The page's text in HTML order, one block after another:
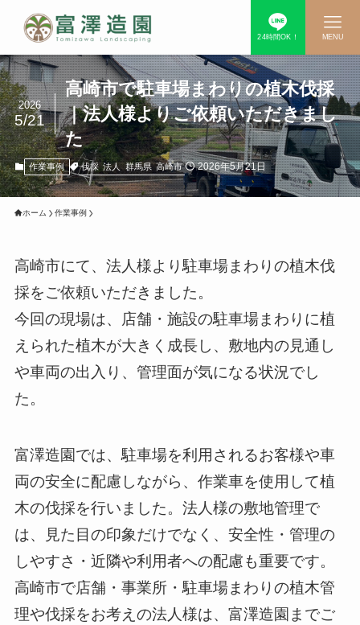
24時間OK！ MENU
高崎市で駐車場まわりの植木伐採
｜法人様よりご依頼いただきまし
た
2026
5/21
作業事例 伐採 法人 群馬県 高崎市 2026年5月21日
ホーム 作業事例
高崎市にて、法人様より駐車場まわりの植木伐
採をご依頼いただきました。
今回の現場は、店舗・施設の駐車場まわりに植
えられた植木が大きく成長し、敷地内の見通し
や車両の出入り、管理面が気になる状況でし
た。
富澤造園では、駐車場を利用されるお客様や車
両の安全に配慮しながら、作業車を使用して植
木の伐採を行いました。法人様の敷地管理で
は、見た目の印象だけでなく、安全性・管理の
しやすさ・近隣や利用者への配慮も重要です。
高崎市で店舗・事業所・駐車場まわりの植木管
理や伐採をお考えの法人様は、富澤造園までご